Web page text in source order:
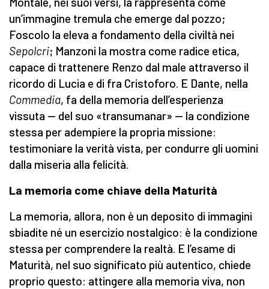
un’immagine tremula che emerge dal pozzo;
Foscolo la eleva a fondamento della civiltà nei
Sepolcri; Manzoni la mostra come radice etica,
capace di trattenere Renzo dal male attraverso il
ricordo di Lucia e di fra Cristoforo. E Dante, nella
Commedia, fa della memoria dell’esperienza
vissuta — del suo «transumanar» — la condizione
stessa per adempiere la propria missione:
testimoniare la verità vista, per condurre gli uomini
dalla miseria alla felicità.
La memoria come chiave della Maturità
La memoria, allora, non è un deposito di immagini
sbiadite né un esercizio nostalgico: è la condizione
stessa per comprendere la realtà. E l’esame di
Maturità, nel suo significato più autentico, chiede
proprio questo: attingere alla memoria viva, non